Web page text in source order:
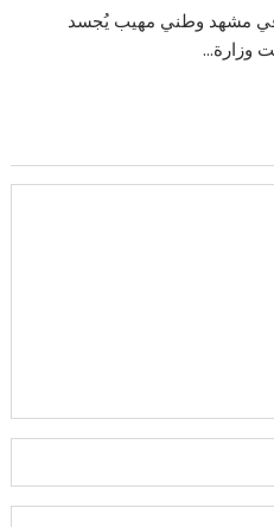
في مشهد وطني مهيب يُجسد
وزارة...